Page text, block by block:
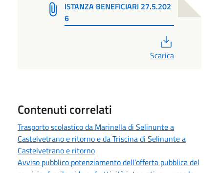
ISTANZA BENEFICIARI 27.5.202
6
Scarica
Contenuti correlati
Trasporto scolastico da Marinella di Selinunte a
Castelvetrano e ritorno e da Triscina di Selinunte a
Castelvetrano e ritorno
Avviso pubblico potenziamento dell’offerta pubblica del